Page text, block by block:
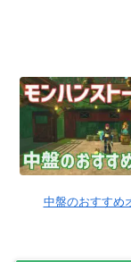
中盤のおすすめ